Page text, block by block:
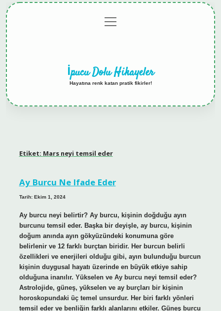
menüyü
aç
İpucu Dolu Hikayeler
Hayatına renk katan pratik fikirler!
Etiket: Mars neyi temsil eder
Ay Burcu Ne Ifade Eder
Tarih: Ekim 1, 2024
Ay burcu neyi belirtir? Ay burcu, kişinin doğduğu ayın
burcunu temsil eder. Başka bir deyişle, ay burcu, kişinin
doğum anında ayın gökyüzündeki konumuna göre
belirlenir ve 12 farklı burçtan biridir. Her burcun belirli
özellikleri ve enerjileri olduğu gibi, ayın bulunduğu burcun
kişinin duygusal hayatı üzerinde en büyük etkiye sahip
olduğuna inanılır. Yükselen ve Ay burcu neyi temsil eder?
Astrolojide, güneş, yükselen ve ay burçları bir kişinin
horoskopundaki üç temel unsurdur. Her biri farklı yönleri
temsil eder ve benliğin farklı alanlarını etkiler. Güneş burcu